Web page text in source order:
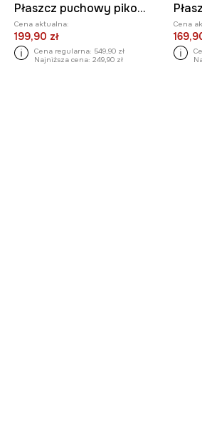
Płaszcz puchowy pikowany
Cena aktualna:
199,90 zł
Cena regularna: 549,90 zł
Najniższa cena: 249,90 zł
Cena